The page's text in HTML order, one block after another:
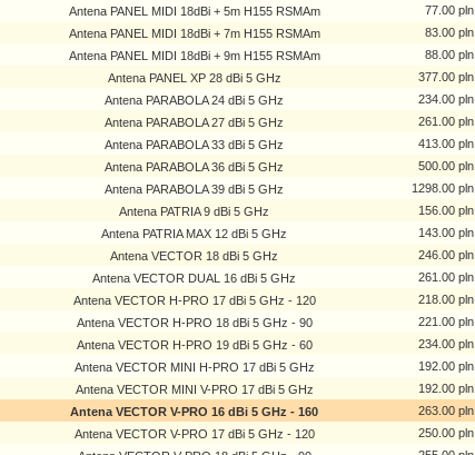
Antena PANEL MIDI 18dBi + 5m H155 RSMAm 77.00 pln
Antena PANEL MIDI 18dBi + 7m H155 RSMAm 83.00 pln
Antena PANEL MIDI 18dBi + 9m H155 RSMAm 88.00 pln
Antena PANEL XP 28 dBi 5 GHz 377.00 pln
Antena PARABOLA 24 dBi 5 GHz 234.00 pln
Antena PARABOLA 27 dBi 5 GHz 261.00 pln
Antena PARABOLA 33 dBi 5 GHz 413.00 pln
Antena PARABOLA 36 dBi 5 GHz 500.00 pln
Antena PARABOLA 39 dBi 5 GHz 1298.00 pln
Antena PATRIA 9 dBi 5 GHz 156.00 pln
Antena PATRIA MAX 12 dBi 5 GHz 143.00 pln
Antena VECTOR 18 dBi 5 GHz 246.00 pln
Antena VECTOR DUAL 16 dBi 5 GHz 261.00 pln
Antena VECTOR H-PRO 17 dBi 5 GHz - 120 218.00 pln
Antena VECTOR H-PRO 18 dBi 5 GHz - 90 221.00 pln
Antena VECTOR H-PRO 19 dBi 5 GHz - 60 234.00 pln
Antena VECTOR MINI H-PRO 17 dBi 5 GHz 192.00 pln
Antena VECTOR MINI V-PRO 17 dBi 5 GHz 192.00 pln
Antena VECTOR V-PRO 16 dBi 5 GHz - 160 263.00 pln
Antena VECTOR V-PRO 17 dBi 5 GHz - 120 250.00 pln